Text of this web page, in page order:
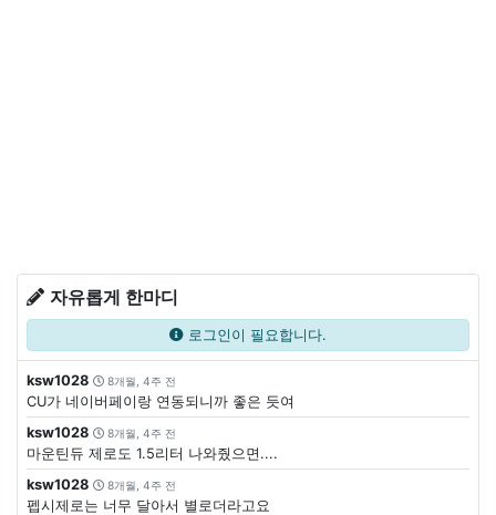
자유롭게 한마디
로그인이 필요합니다.
ksw1028 8개월, 4주 전
CU가 네이버페이랑 연동되니까 좋은 듯여
ksw1028
8개월, 4주 전
마운틴듀 제로도 1.5리터 나와줬으면....
ksw1028
8개월, 4주 전
펩시제로는 너무 달아서 별로더라고요